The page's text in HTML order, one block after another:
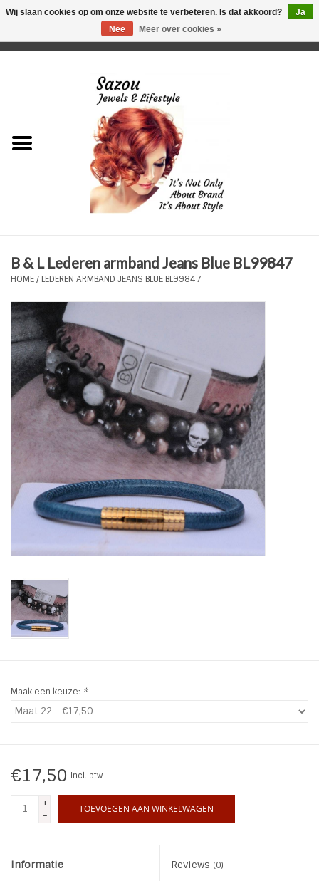
Just for Him
Plus Size Sieraden
Enkelbandjes
Tassen en meer
Haaraccesoires
Zonnebrillen
Fashion
ON THE BEACH
Ohlala Jewels
LIFESTYLE PRODUCTEN
SALE
B & L Lederen armband Jeans Blue BL99847
HOME/ LEDEREN ARMBAND JEANS BLUE BL99847
Maak een keuze: *
€17,50 Incl. btw
+
-
TOEVOEGEN AAN WINKELWAGEN
Informatie Reviews (0)
Wij slaan cookies op om onze website te verbeteren. Is dat akkoord?
Ja
Nee
Meer over cookies »